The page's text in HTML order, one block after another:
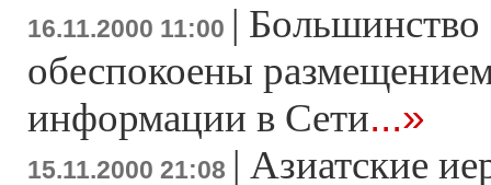
16.11.2000 11:00 | Большинство
обеспокоены
информации в Сети...»
15.11.2000 21:08 | Азиатские